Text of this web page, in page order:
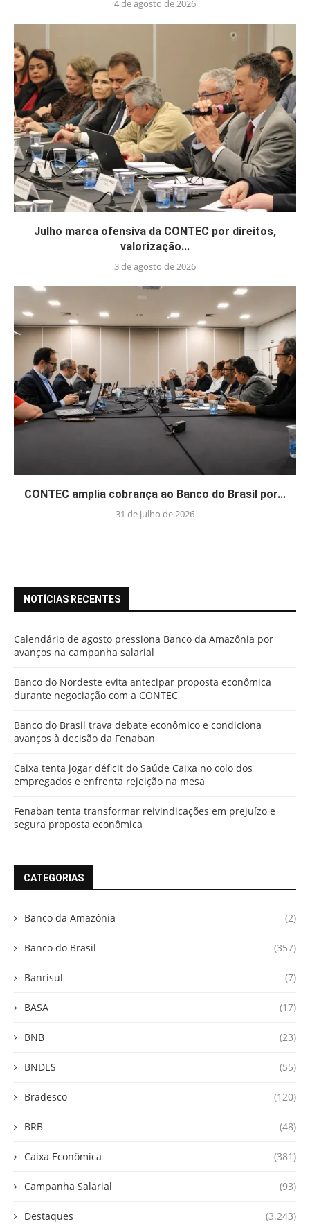
4 de agosto de 2026
Julho marca ofensiva da CONTEC por direitos,
valorização...
3 de agosto de 2026
CONTEC amplia cobrança ao Banco do Brasil por...
31 de julho de 2026
NOTÍCIAS RECENTES
Calendário de agosto pressiona Banco da Amazônia por
avanços na campanha salarial
Banco do Nordeste evita antecipar proposta econômica
durante negociação com a CONTEC
Banco do Brasil trava debate econômico e condiciona
avanços à decisão da Fenaban
Caixa tenta jogar déficit do Saúde Caixa no colo dos
empregados e enfrenta rejeição na mesa
Fenaban tenta transformar reivindicações em prejuízo e
segura proposta econômica
CATEGORIAS
Banco da Amazônia (2)
Banco do Brasil (357)
Banrisul (7)
BASA (17)
BNB (23)
BNDES (55)
Bradesco (120)
BRB (48)
Caixa Econômica (381)
Campanha Salarial (93)
Destaques (3.243)